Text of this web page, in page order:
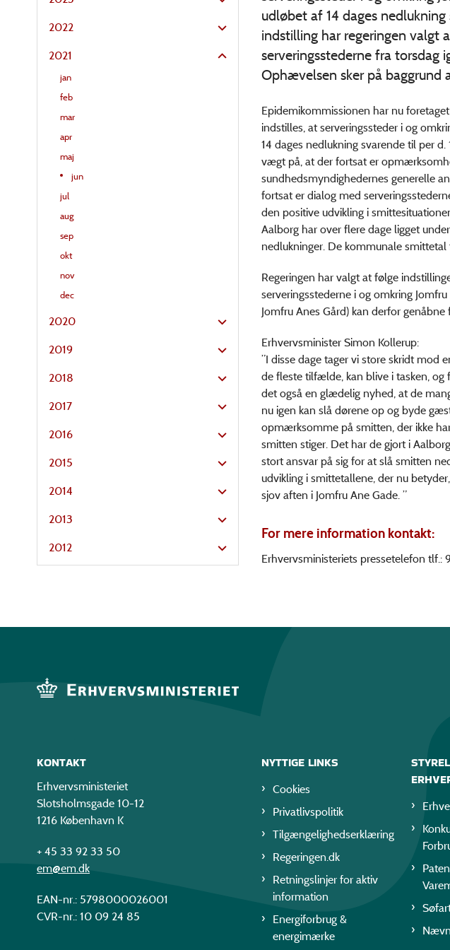
2022
2021
jan
feb
mar
apr
maj
jun
jul
aug
sep
okt
nov
dec
2020
2019
2018
2017
2016
2015
2014
2013
2012
udløbet af 14 dages
indstilling har regeringen valgt
serveringsstederne fra torsdag
Ophævelsen sker på baggrund
Epidemikommissionen har nu
indstilles, at serveringssteder i og
14 dages nedlukning svarende til per
vægt på, at der fortsat er
sundhedsmyndighedernes generelle
fortsat er dialog med
den positive udvikling i
Aalborg har over flere dage ligget
nedlukninger. De kommunale
Regeringen har valgt at følge
serveringsstederne i og omkring
Jomfru Anes Gård) kan derfor genåbne
Erhvervsminister Simon Kollerup:
”I disse dage tager vi store skridt mod
de fleste tilfælde, kan blive i tasken, og
det også en glædelig nyhed, at de
nu igen kan slå dørene op og byde
opmærksomme på smitten, der ikke
smitten stiger. Det har de gjort i
stort ansvar på sig for at slå smitten
udvikling i smittetallene, der nu
sjov aften i Jomfru Ane Gade. ”
For mere information kontakt:
Erhvervsministeriets pressetelefon tlf.:
KONTAKT
Erhvervsministeriet
Slotsholmsgade 10-12
1216 København K
+ 45 33 92 33 50
em@em.dk
EAN-nr.: 5798000026001
CVR-nr.: 10 09 24 85
NYTTIGE LINKS
Cookies
Privatlivspolitik
Tilgængelighedserklæring
Regeringen.dk
Retningslinjer for aktiv
information
Energiforbrug &
energimærke